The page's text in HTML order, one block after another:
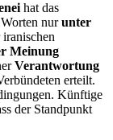
hat das
nurunter
iranischen
Meinung
Verantwortung
erteilt.
Künftige
der Standpunkt